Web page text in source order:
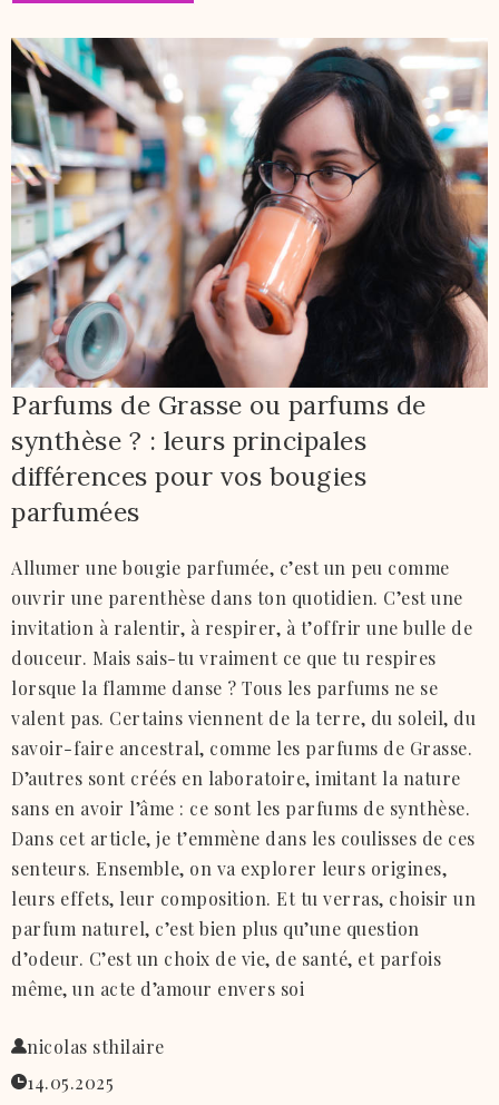
Parfums de Grasse ou parfums de
synthèse ? : leurs principales
différences pour vos bougies
parfumées
Allumer une bougie parfumée, c’est un peu comme
ouvrir une parenthèse dans ton quotidien. C’est une
invitation à ralentir, à respirer, à t’offrir une bulle de
douceur. Mais sais-tu vraiment ce que tu respires
lorsque la flamme danse ? Tous les parfums ne se
valent pas. Certains viennent de la terre, du soleil, du
savoir-faire ancestral, comme les parfums de Grasse.
D’autres sont créés en laboratoire, imitant la nature
sans en avoir l’âme : ce sont les parfums de synthèse.
Dans cet article, je t’emmène dans les coulisses de ces
senteurs. Ensemble, on va explorer leurs origines,
leurs effets, leur composition. Et tu verras, choisir un
parfum naturel, c’est bien plus qu’une question
d’odeur. C’est un choix de vie, de santé, et parfois
même, un acte d’amour envers soi
nicolas sthilaire
14.05.2025